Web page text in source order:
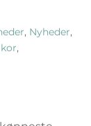
, Nyheder,
,